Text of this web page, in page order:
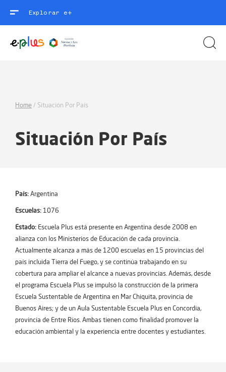
Explorar e+
Home / Situación Por País
Situación Por País
País: Argentina
Escuelas: 1076
Estado: Escuela Plus está presente en Argentina desde 2008 en
alianza con los Ministerios de Educación de cada provincia.
Actualmente alcanza a más de 1200 escuelas en 15 provincias del
país incluida Tierra del Fuego, y se continúa trabajando en su
cobertura para ampliar el alcance a nuevas provincias. Además, desde
el programa Escuela Plus se impulsó la construcción de la primera
Escuela Sustentable de Argentina en Mar Chiquita, provincia de
Buenos Aires; y de un Aula Sustentable Escuela Plus en Concordia,
provincia de Entre Ríos. Ambas tienen como finalidad promover la
educación ambiental y la experiencia entre docentes y estudiantes.